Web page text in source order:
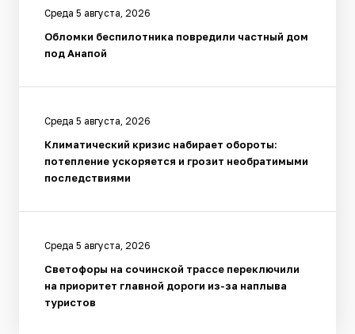
Среда 5 августа, 2026
Обломки беспилотника повредили частный дом
под Анапой
Среда 5 августа, 2026
Климатический кризис набирает обороты:
потепление ускоряется и грозит необратимыми
последствиями
Среда 5 августа, 2026
Светофоры на сочинской трассе переключили
на приоритет главной дороги из-за наплыва
туристов